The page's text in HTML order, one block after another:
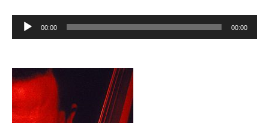
Reproductor
de
00:00 00:00